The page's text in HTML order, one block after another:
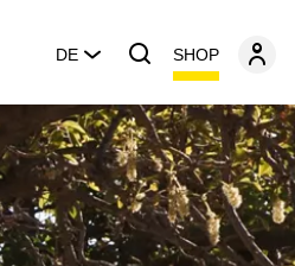
DE SHOP